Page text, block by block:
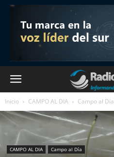
Inicio CAMPO AL DIA Campo al Día
CAMPO AL DIA Campo al Día